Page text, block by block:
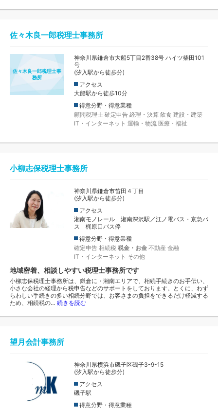
佐々木良一郎税理士事務所
佐々木良一郎税理士事
務所
神奈川県鎌倉市大船5丁目2番38号 ハイツ柴田101
号
(汐入駅から徒歩分)
アクセス
大船駅から徒歩10分
得意分野・得意業種
顧問税理士 確定申告 経理・決算 飲食 建設・建築
IT・インターネット 運輸・物流 医療・福祉
小柳志保税理士事務所
神奈川県鎌倉市笛田４丁目
(汐入駅から徒歩分)
アクセス
湘南モノレール 湘南深沢駅／江ノ電バス・京急バ
ス 梶原口バス停
得意分野・得意業種
確定申告 相続税 税金・お金 不動産 金融
IT・インターネット その他
地域密着、相談しやすい税理士事務所です
小柳志保税理士事務所は、鎌倉に・湘南エリアで、相続手続きのお手伝い、
小さな会社の経理から税申告などのサポートをしております。とくに、わず
らわしい手続きの多い相続分野では、お客さまの負担をできるだけ軽減する
ため、相続税の… 続きを読む
望月会計事務所
神奈川県横浜市磯子区磯子3-9-15
(汐入駅から徒歩分)
アクセス
磯子駅
得意分野・得意業種